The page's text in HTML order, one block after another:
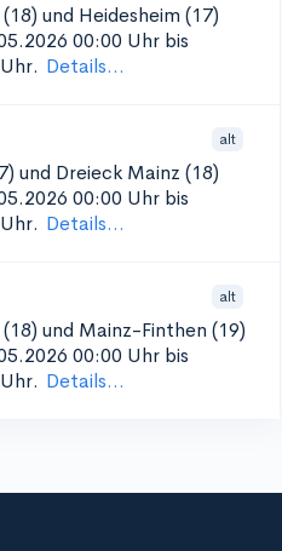
und Heidesheim (17)
00:00 Uhr bis
Details...
alt
und Dreieck Mainz (18)
00:00 Uhr bis
Details...
alt
und Mainz-Finthen (19)
00:00 Uhr bis
Details...